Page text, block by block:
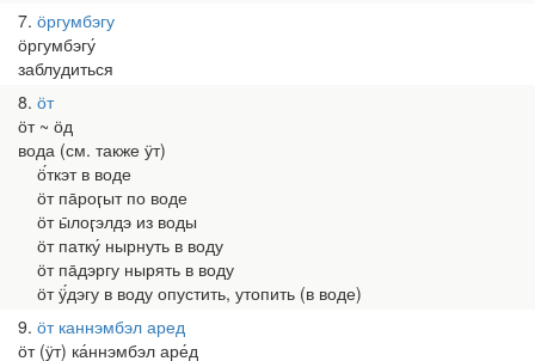
7 ӧргумбэгу
ӧргумбэгу́
заблудиться
8 ӧт
ӧт ~ ӧд
вода (см. также ӱт)
ӧ́ткэт в воде
ӧт па̄роӷыт по воде
ӧт ы̄лоӷэлдэ из воды
ӧт патку́ нырнуть в воду
ӧт па̄дэргу нырять в воду
ӧт ӱ́дэгу в воду опустить, утопить (в воде)
9 ӧт каннэмбэл аред
ӧт (ӱт) ка́ннэмбэл аре́д